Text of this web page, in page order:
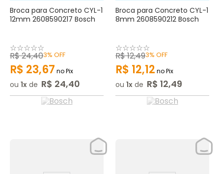
Broca para Concreto CYL-1
12mm 2608590217 Bosch
☆☆☆☆☆
R$24,403% OFF
R$ 23,67 no Pix
ou 1 de R$ 24,40
Broca para Concreto CYL-1
8mm 2608590212 Bosch
☆☆☆☆☆
R$12,493% OFF
R$ 12,12 no Pix
ou 1 de R$ 12,49